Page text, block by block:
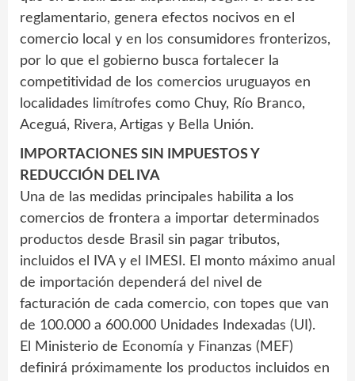
reglamentario, genera efectos nocivos en el
comercio local y en los consumidores fronterizos,
por lo que el gobierno busca fortalecer la
competitividad de los comercios uruguayos en
localidades limítrofes como Chuy, Río Branco,
Aceguá, Rivera, Artigas y Bella Unión.
IMPORTACIONES SIN IMPUESTOS Y
REDUCCIÓN DEL IVA
Una de las medidas principales habilita a los
comercios de frontera a importar determinados
productos desde Brasil sin pagar tributos,
incluidos el IVA y el IMESI. El monto máximo anual
de importación dependerá del nivel de
facturación de cada comercio, con topes que van
de 100.000 a 600.000 Unidades Indexadas (UI).
El Ministerio de Economía y Finanzas (MEF)
definirá próximamente los productos incluidos en